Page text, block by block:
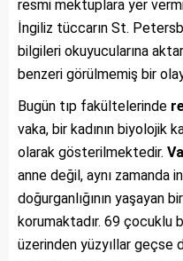
resmi mektuplara yer
İngiliz tüccarın St.
bilgileri okuyucularına
benzeri görülmemiş bir
Bugün tıp fakültelerinde
vaka, bir kadının biyolojik
olarak gösterilmektedir.
anne değil, aynı zamanda
doğurganlığının yaşayan
korumaktadır. 69 çocuklu
üzerinden yüzyıllar geçse